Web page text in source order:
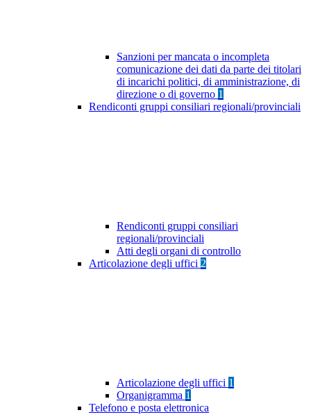
Sanzioni per mancata o incompleta
comunicazione dei dati da parte dei titolari
di incarichi politici, di amministrazione, di
direzione o di governo 1
Rendiconti gruppi consiliari regionali/provinciali
Rendiconti gruppi consiliari
regionali/provinciali
Atti degli organi di controllo
Articolazione degli uffici 2
Articolazione degli uffici 1
Organigramma 1
Telefono e posta elettronica